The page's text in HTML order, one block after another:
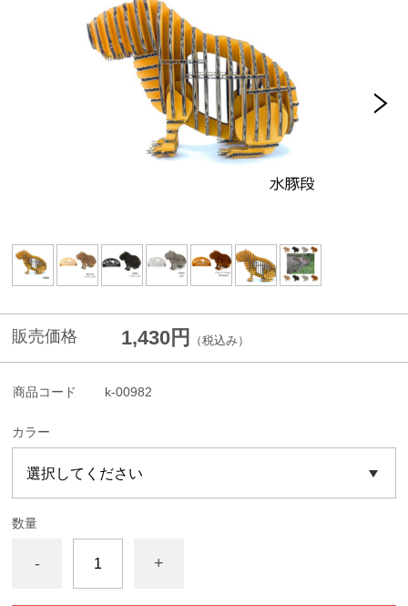
販売価格 1,430円 （税込み）
商品コード k-00982
カラー
数量
- +